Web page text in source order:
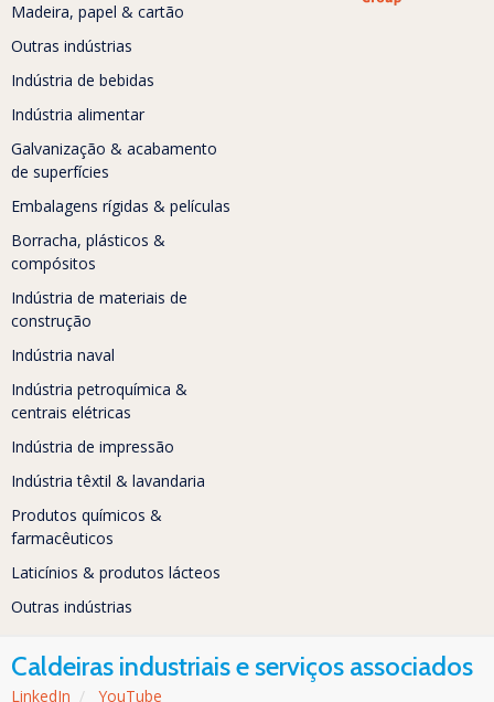
Madeira, papel & cartão
Outras indústrias
Indústria de bebidas
Indústria alimentar
Galvanização & acabamento
de superfícies
Embalagens rígidas & películas
Borracha, plásticos &
compósitos
Indústria de materiais de
construção
Indústria naval
Indústria petroquímica &
centrais elétricas
Indústria de impressão
Indústria têxtil & lavandaria
Produtos químicos &
farmacêuticos
Laticínios & produtos lácteos
Outras indústrias
Caldeiras industriais e serviços associados
LinkedIn / YouTube